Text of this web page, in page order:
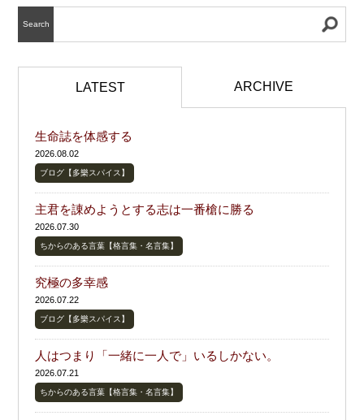
Search
LATEST ARCHIVE
生命誌を体感する
2026.08.02
ブログ【多樂スパイス】
主君を諌めようとする志は一番槍に勝る
2026.07.30
ちからのある言葉【格言集・名言集】
究極の多幸感
2026.07.22
ブログ【多樂スパイス】
人はつまり「一緒に一人で」いるしかない。
2026.07.21
ちからのある言葉【格言集・名言集】